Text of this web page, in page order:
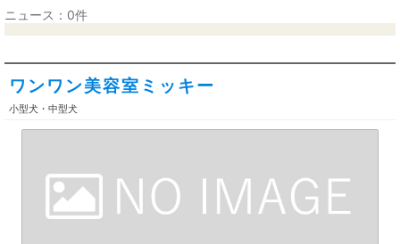
ニュース：0件
ワンワン美容室ミッキー
小型犬・中型犬